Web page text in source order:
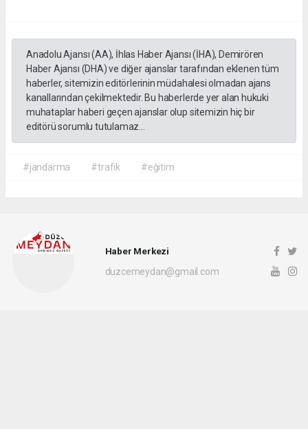
Anadolu Ajansı (AA), İhlas Haber Ajansı (İHA), Demirören
Haber Ajansı (DHA) ve diğer ajanslar tarafından eklenen tüm
haberler, sitemizin editörlerinin müdahalesi olmadan ajans
kanallarından çekilmektedir. Bu haberlerde yer alan hukuki
muhataplar haberi geçen ajanslar olup sitemizin hiç bir
editörü sorumlu tutulamaz...
#jandarma #trafik #eğitim
Haber Merkezi
duzcemeydan@gmail.com